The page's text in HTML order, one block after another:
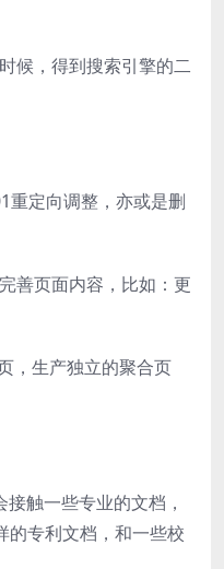
候，得到搜索引擎的二
定向调整，亦或是删
善页面内容，比如：更
，生产独立的聚合页
触一些专业的文档，
的专利文档，和一些校